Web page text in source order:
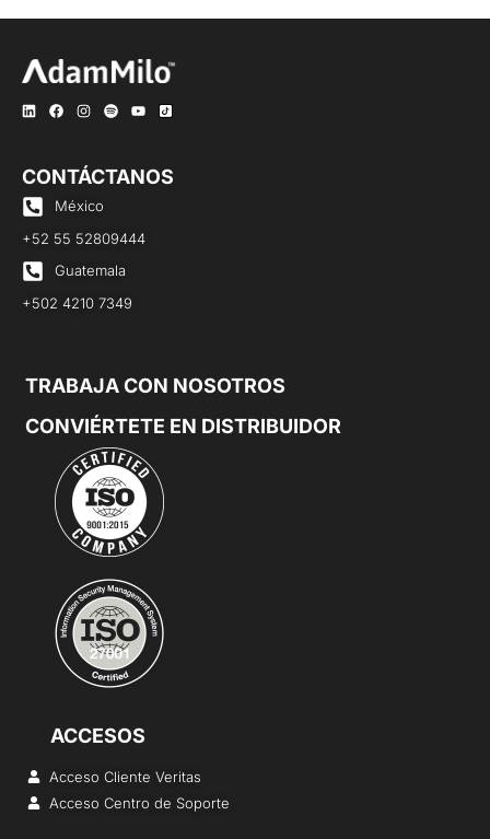
México
+52 55 52809444
+502 4210 7349
TRABAJA CON NOSOTROS
CONVIÉRTETE EN DISTRIBUIDOR
ACCESOS
Acceso Cliente Veritas
Acceso Centro de Soporte
Políticas de privacidad